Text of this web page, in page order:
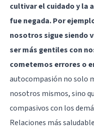
cultivar el cuidado y la
fue negada. Por
nosotros sigue siendo
ser más gentiles con
cometemos errores o
autocompasión no solo
nosotros mismos, sino
compasivos con los
Relaciones más